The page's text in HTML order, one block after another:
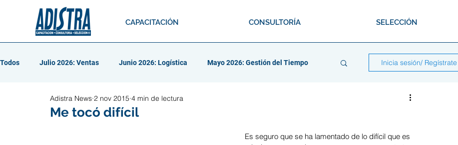
CAPACITACIÓN CONSULTORÍA SELECCIÓN
Todos Julio 2026: Ventas Junio 2026: Logística Mayo 2026: Gestión del Tiempo
Abril 2026: Liderazgo Marzo 2026: Resolución de conflicto
Inicia sesión/ Regístrate
Me tocó difícil
Adistra News 2 nov 2015 4 min de lectura
Es seguro que se ha lamentado de lo difícil que es